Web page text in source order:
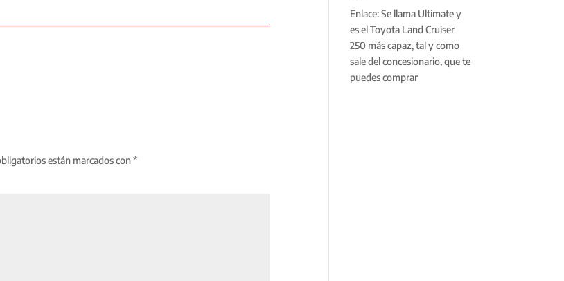
están marcados con*
Enlace: Se llama Ultimate y
es el Toyota Land Cruiser
250 más capaz, tal y como
sale del concesionario, que te
puedes comprar